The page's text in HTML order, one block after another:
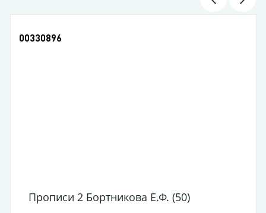
00395442
УЦ-Пленка для ламинирования